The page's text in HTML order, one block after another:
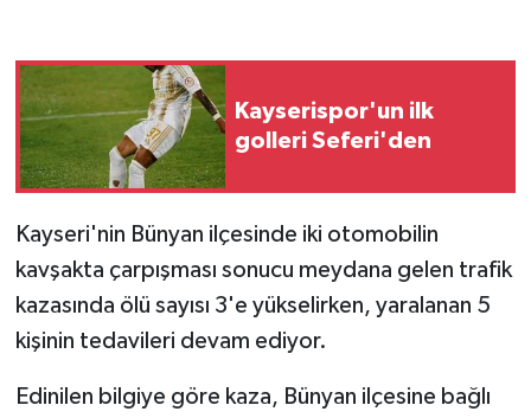
Kayserispor'un ilk
golleri Seferi'den
Kayseri'nin Bünyan ilçesinde iki otomobilin
kavşakta çarpışması sonucu meydana gelen trafik
kazasında ölü sayısı 3'e yükselirken, yaralanan 5
kişinin tedavileri devam ediyor.
Edinilen bilgiye göre kaza, Bünyan ilçesine bağlı
Gayrimenkul
GENEL
Güvenlik
HABERDE İNSAN
İNSAN